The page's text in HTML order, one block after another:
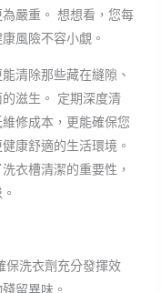
嚴重。 想想看，您每
風險不容小覷。
清除那些藏在縫隙、
滋生。 定期深度清
修成本，更能確保您
康舒適的生活環境。
衣槽清潔的重要性，
保洗衣劑充分發揮效
留異味。